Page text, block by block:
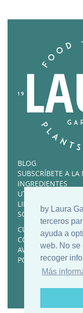
by Laura
terceros
ayuda a
web. No se
recoger
Más
BLOG
SUBSCRÍBETE A LA
INGREDIENTES
UTENSILIOS
LIBROS
SOBRE MÍ
CURSOS Y
CONTACTO
AVISO LEGAL
POLÍTICA DE